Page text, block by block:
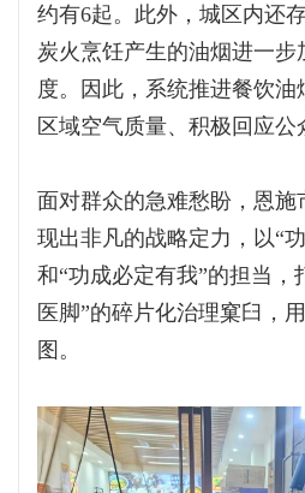
约有6起。此外，城区内还
炭火烹饪产生的油烟进一
度。因此，系统推进餐饮
区域空气质量、积极回应公
面对群众的急难愁盼，恩施
现出非凡的战略定力，以“
和“功成必定有我”的担当，
医脚”的碎片化治理窠臼，
图。